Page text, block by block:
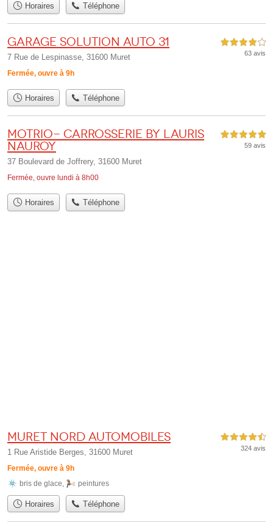
Horaires Téléphone
Garage solution auto 31
7 Rue de Lespinasse, 31600 Muret
Fermée, ouvre à 9h
4,0 étoiles sur 5
63 avis
Horaires Téléphone
Motrio- Carrosserie By Lauris
Nauroy
37 Boulevard de Joffrery, 31600 Muret
Fermée, ouvre lundi à 8h00
5,0 étoiles sur 5
59 avis
Horaires Téléphone
Muret Nord Automobiles
1 Rue Aristide Berges, 31600 Muret
Fermée, ouvre à 9h
4,5 étoiles sur 5
324 avis
bris de glace peintures
Horaires Téléphone